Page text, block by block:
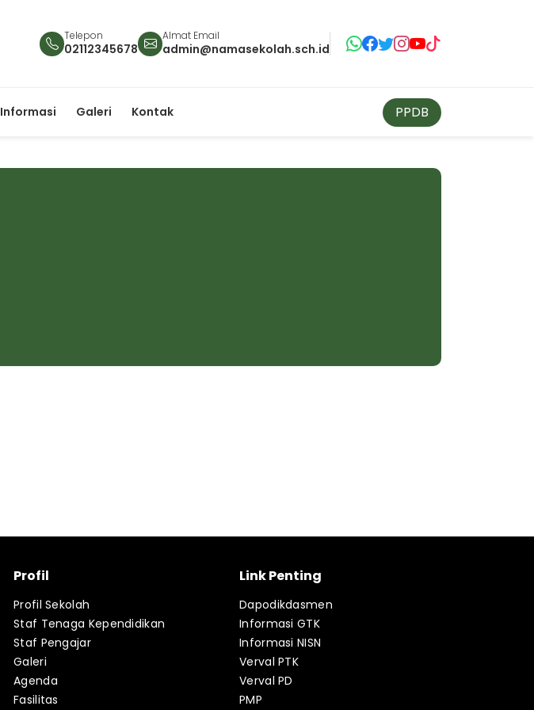
Telepon
02112345678
Almat Email
admin@namasekolah.sch.id
Informasi Galeri Kontak PPDB
Profil
Profil Sekolah
Staf Tenaga Kependidikan
Staf Pengajar
Galeri
Agenda
Fasilitas
Link Penting
Dapodikdasmen
Informasi GTK
Informasi NISN
Verval PTK
Verval PD
PMP